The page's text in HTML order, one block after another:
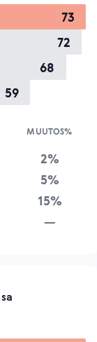
73
72
68
59
MUUTOS%
2%
5%
15%
—